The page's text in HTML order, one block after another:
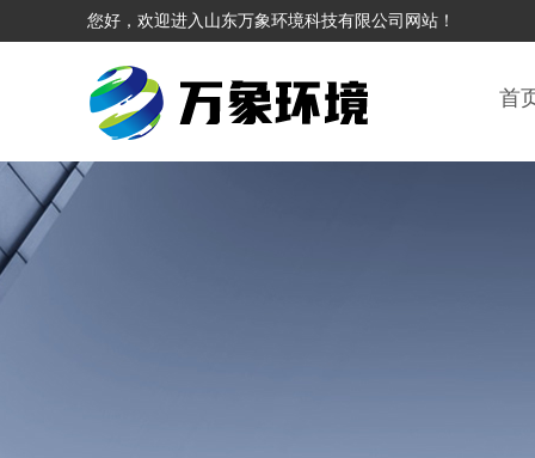
您好，欢迎进入山东万象环境科技有限公司网站！
首